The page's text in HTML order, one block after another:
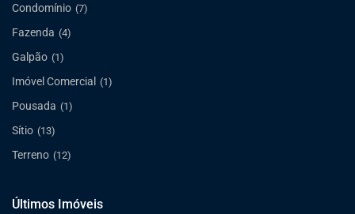
Condomínio (7)
Fazenda (4)
Galpão (1)
Imóvel Comercial (1)
Pousada (1)
Sítio (13)
Terreno (12)
Últimos Imóveis